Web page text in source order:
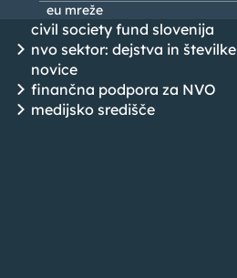
eu mreže
civil society fund slovenija
nvo sektor: dejstva in številke
novice
finančna podpora za NVO
medijsko središče